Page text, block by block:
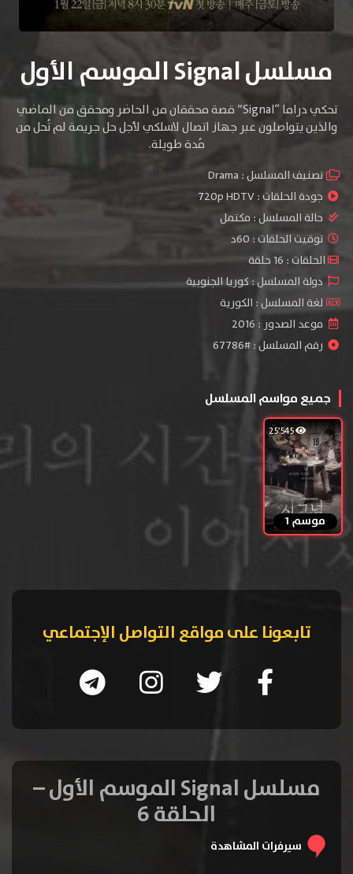
مسلسل Signal الموسم الأول
تحكي دراما “Signal” قصة محققان من الحاضر ومحقق من الماضي
والذين يتواصلون عبر جهاز اتصال لاسلكي لأجل حل جريمة لم تُحل من
مُدة طويلة.
تصنيف المسلسل : Drama
جودة الحلقات :720p HDTV
حالة المسلسل : مكتمل
توقيت الحلقات : 60د
الحلقات : 16 حلقة
دولة المسلسل : كوريا الجنوبية
لغة المسلسل : الكورية
موعد الصدور : 2016
رقم المسلسل : #67786
جميع مواسم المسلسل
25٬545
موسم 1
تابعونا على مواقع التواصل الإجتماعي
مسلسل Signal الموسم الأول –
الحلقة 6
سيرفرات المشاهدة